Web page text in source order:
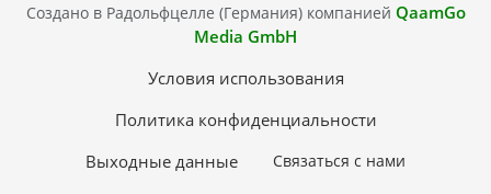
Создано в Радольфцелле (Германия) компанией QaamGo
Media GmbH
Условия использования
Политика конфиденциальности
Выходные данные
Связаться с нами